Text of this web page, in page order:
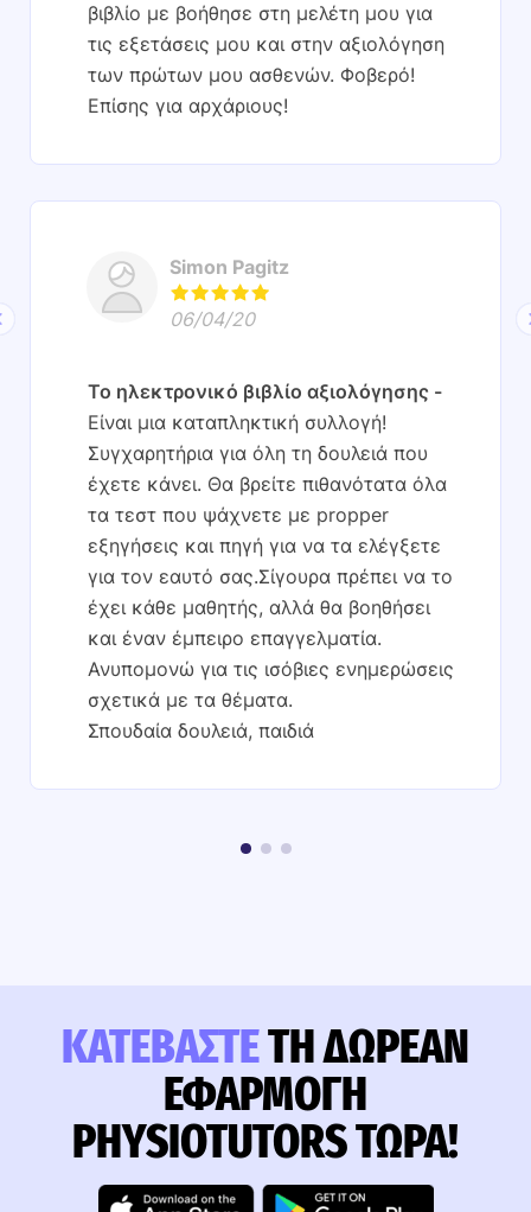
βιβλίο με βοήθησε στη μελέτη μου για
τις εξετάσεις μου και στην αξιολόγηση
των πρώτων μου ασθενών. Φοβερό!
Επίσης για αρχάριους!
Simon Pagitz
06/04/20
Το ηλεκτρονικό βιβλίο αξιολόγησης
Είναι μια καταπληκτική συλλογή!
Συγχαρητήρια για όλη τη δουλειά που
έχετε κάνει. Θα βρείτε πιθανότατα όλα
τα τεστ που ψάχνετε με propper
εξηγήσεις και πηγή για να τα ελέγξετε
για τον εαυτό σας.Σίγουρα πρέπει να το
έχει κάθε μαθητής, αλλά θα βοηθήσει
και έναν έμπειρο επαγγελματία.
Ανυπομονώ για τις ισόβιες ενημερώσεις
σχετικά με τα θέματα.
Σπουδαία δουλειά, παιδιά
ΚΑΤΕΒΆΣΤΕΤΗ ΔΩΡΕΆΝ
ΕΦΑΡΜΟΓΉ
PHYSIOTUTORS ΤΏΡΑ!